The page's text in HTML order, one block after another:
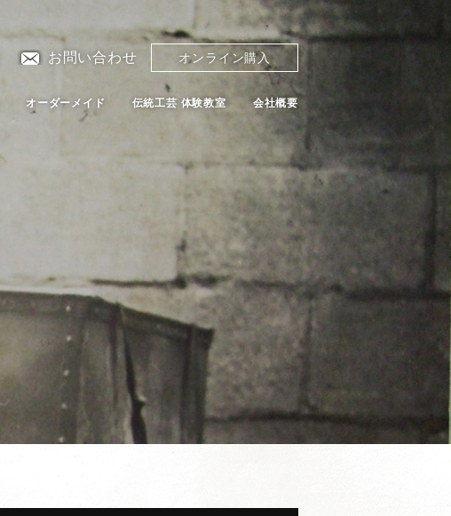
お問い合わせ オンライン購入
オーダーメイド 伝統工芸 体験教室 会社概要